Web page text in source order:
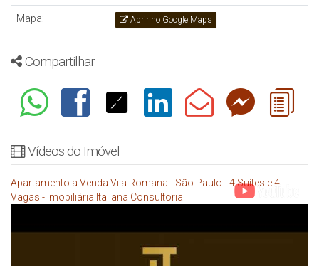
Mapa: Abrir no Google Maps
Compartilhar
Vídeos do Imóvel
Apartamento a Venda Vila Romana - São Paulo - 4 Suítes e 4
Vagas - Imobiliária Italiana Consultoria